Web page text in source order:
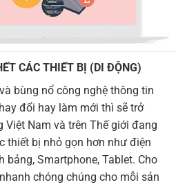
CÁC THIẾT BỊ (DI ĐỘNG)
bùng nổ công nghệ thông tin
đổi hay làm mới thì sẽ trở
Nam và trên Thế giới đang
thiết bị nhỏ gọn hơn như điện
Smartphone, Tablet. Cho
chóng chúng cho mỗi sản